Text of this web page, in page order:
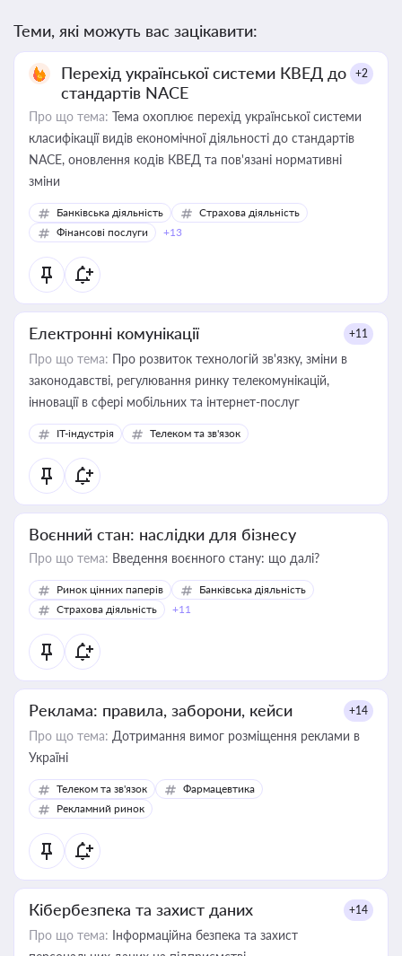
Теми, які можуть вас зацікавити:
Перехід української системи КВЕД до
стандартів NACE
+2
Про що тема: Тема охоплює перехід української системи
класифікації видів економічної діяльності до стандартів
NACE, оновлення кодів КВЕД та пов'язані нормативні
зміни
Банківська діяльність
Страхова діяльність
Фінансові послуги
+13
Електронні комунікації +11
Про що тема: Про розвиток технологій зв'язку, зміни в
законодавстві, регулювання ринку телекомунікацій,
інновації в сфері мобільних та інтернет-послуг
IT-індустрія Телеком та зв'язок
Воєнний стан: наслідки для бізнесу
Про що тема: Введення воєнного стану: що далі?
Ринок цінних паперів
Банківська діяльність
Страхова діяльність
+11
Реклама: правила, заборони, кейси +14
Про що тема: Дотримання вимог розміщення реклами в
Україні
Телеком та зв'язок
Фармацевтика
Рекламний ринок
Кібербезпека та захист даних +14
Про що тема: Інформаційна безпека та захист